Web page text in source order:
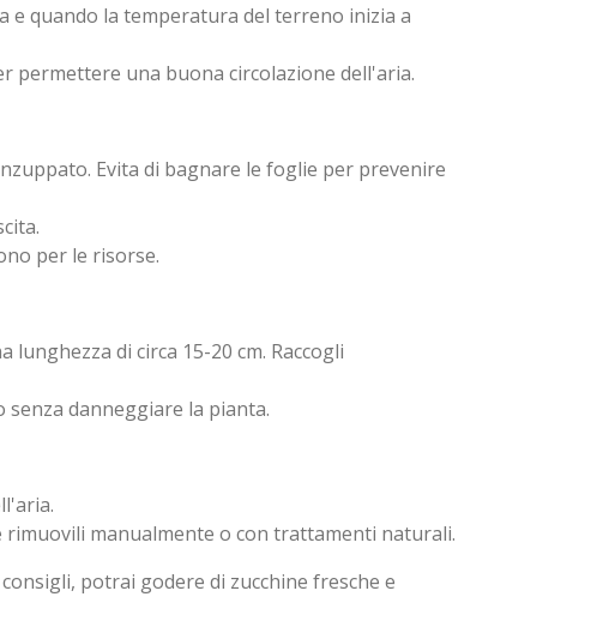
quando la temperatura del terreno inizia a
permettere una buona circolazione dell'aria.
Evita di bagnare le foglie per prevenire
per le risorse.
di circa 15-20 cm. Raccogli
danneggiare la pianta.
manualmente o con trattamenti naturali.
potrai godere di zucchine fresche e